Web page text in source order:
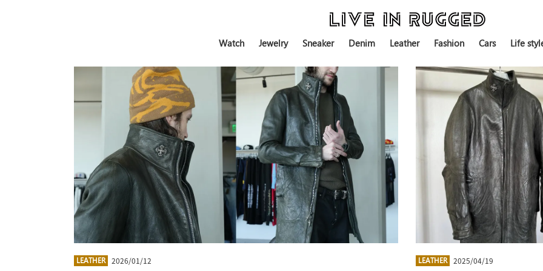
Watch Jewelry Sneaker Denim Leather Fashion Cars Life
LEATHER 2026/01/12 LEATHER 2025/04/19